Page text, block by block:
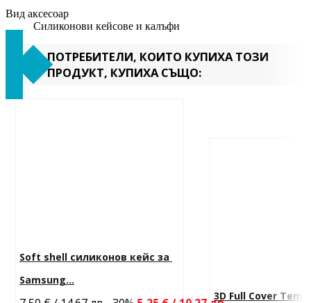
Вид аксесоар
Силиконови кейсове и калъфи
ПОТРЕБИТЕЛИ, КОИТО КУПИХА ТОЗИ
ПРОДУКТ, КУПИХА СЪЩО:
Soft shell силиконов кейс за
Samsung...
3D Full Cover